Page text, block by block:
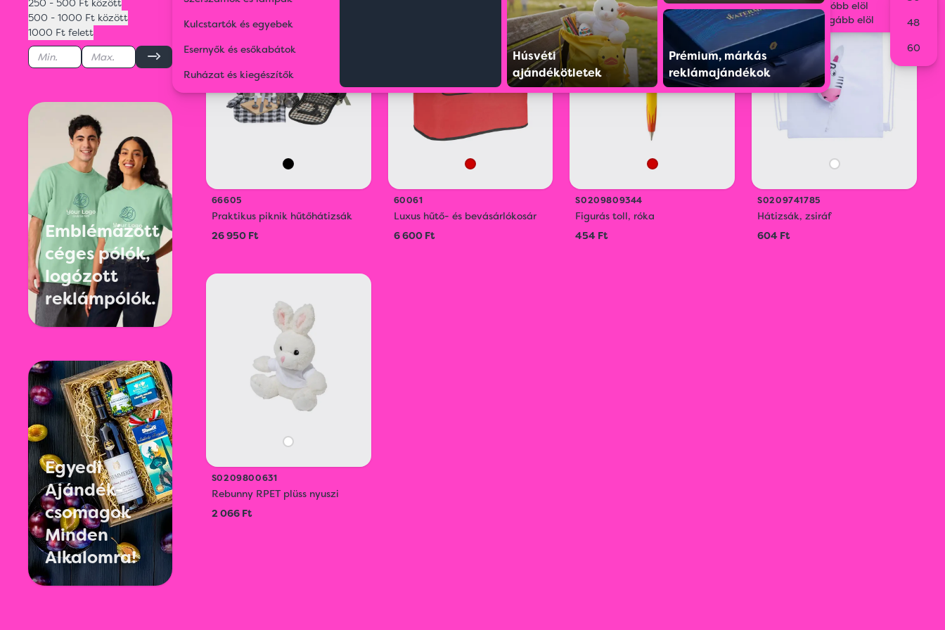
Kulcstartók és egyebek
Esernyők és esőkabátok
Ruházat és kiegészítők
Húsvéti
ajándékötletek
Prémium, márkás
reklámajándékok
250 - 500 Ft között
500 - 1000 Ft között
1000 Ft felett
Emblémázott
céges pólók,
logózott
reklámpólók.
Egyedi
Ajándék-
csomagok
Minden
Alkalomra!
Legolcsóbb elöl
Legdrágább elöl
48
60
66605
Praktikus piknik hűtőhátizsák
26 950 Ft
ÚJ
SELL
OUT
60061
Luxus hűtő- és bevásárlókosár
6 600 Ft
ECO
S0209809344
Figurás toll, róka
454 Ft
S0209741785
Hátizsák, zsiráf
604 Ft
S0209800631
Rebunny RPET plüss nyuszi
2 066 Ft